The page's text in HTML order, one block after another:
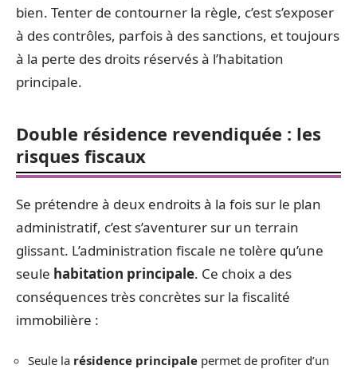
bien. Tenter de contourner la règle, c’est s’exposer
à des contrôles, parfois à des sanctions, et toujours
à la perte des droits réservés à l’habitation
principale.
Double résidence revendiquée : les
risques fiscaux
Se prétendre à deux endroits à la fois sur le plan
administratif, c’est s’aventurer sur un terrain
glissant. L’administration fiscale ne tolère qu’une
seule habitation principale. Ce choix a des
conséquences très concrètes sur la fiscalité
immobilière :
Seule la résidence principale permet de profiter d’un